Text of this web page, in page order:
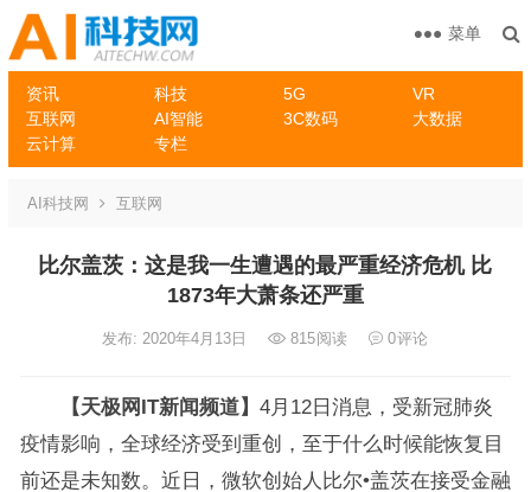
资讯 科技 5G
VR
互联网
AI智能 3C数码
大数据
云计算
专栏
菜单
AI科技网 互联网
比尔盖茨：这是我一生遭遇的最严重经济危机 比
1873年大萧条还严重
发布: 2020年4月13日 815阅读 0评论
【天极网IT新闻频道】 4月12日消息，受新冠肺炎
疫情影响，全球经济受到重创，至于什么时候能恢复目
前还是未知数。近日，微软创始人比尔•盖茨在接受金融